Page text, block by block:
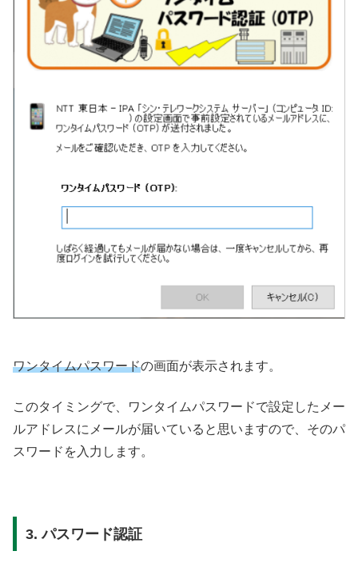
ワンタイムパスワードの画面が表示されます。
このタイミングで、ワンタイムパスワードで設定したメー
ルアドレスにメールが届いていると思いますので、そのパ
スワードを入力します。
3. パスワード認証